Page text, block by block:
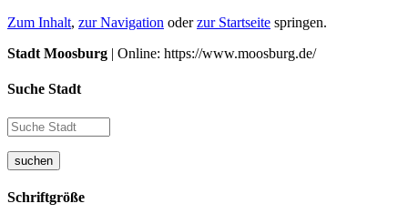
Zum Inhalt, zur Navigation oderzur Startseite springen.
Stadt Moosburg | Online: https://www.moosburg.de/
Suche Stadt
suchen
Schriftgröße